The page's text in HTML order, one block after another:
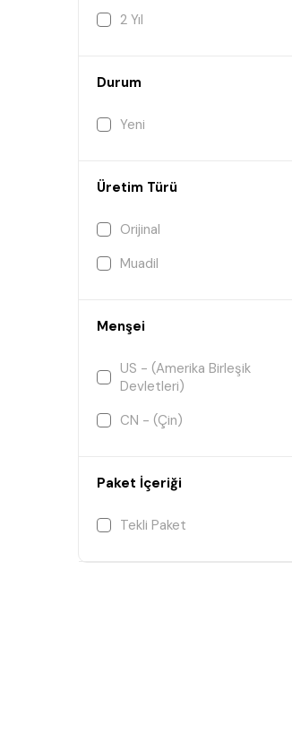
2 Yıl
Durum
Yeni
Üretim Türü
Orijinal
Muadil
Menşei
US - (Amerika Birleşik
Devletleri)
CN - (Çin)
Paket İçeriği
Tekli Paket